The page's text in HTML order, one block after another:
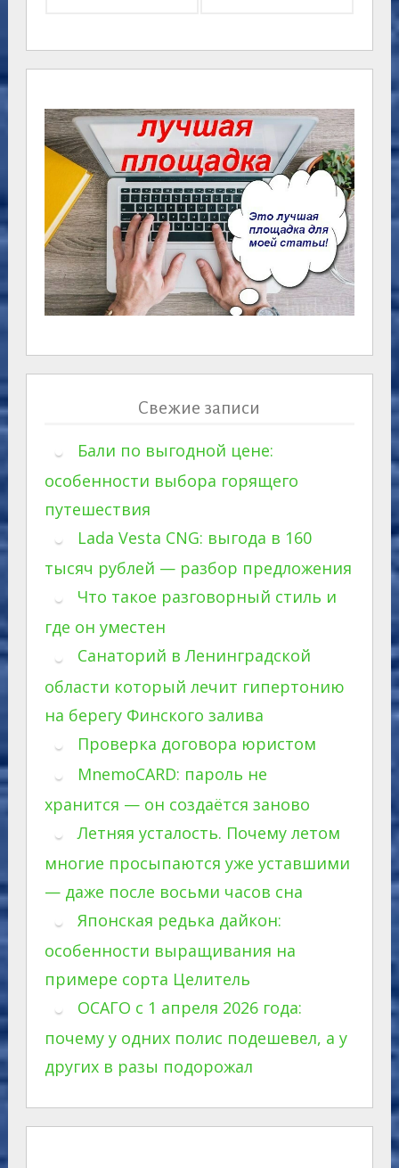
Свежие записи
Бали по выгодной цене:
особенности выбора горящего
путешествия
Lada Vesta CNG: выгода в 160
тысяч рублей — разбор предложения
Что такое разговорный стиль и
где он уместен
Санаторий в Ленинградской
области который лечит гипертонию
на берегу Финского залива
Проверка договора юристом
MnemoCARD: пароль не
хранится — он создаётся заново
Летняя усталость. Почему летом
многие просыпаются уже уставшими
— даже после восьми часов сна
Японская редька дайкон:
особенности выращивания на
примере сорта Целитель
ОСАГО с 1 апреля 2026 года:
почему у одних полис подешевел, а у
других в разы подорожал